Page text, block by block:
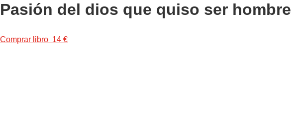
Pasión del dios que quiso ser hombre
Comprar libro 14 €